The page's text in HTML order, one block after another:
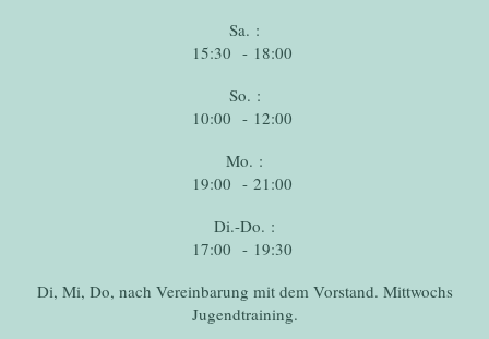
Sa. :
15:30 - 18:00
So. :
10:00 - 12:00
Mo. :
19:00 - 21:00
Di.-Do. :
17:00 - 19:30
Di, Mi, Do, nach Vereinbarung mit dem Vorstand. Mittwochs
Jugendtraining.